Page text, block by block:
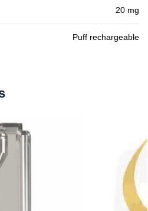
20 mg
Puff rechargeable